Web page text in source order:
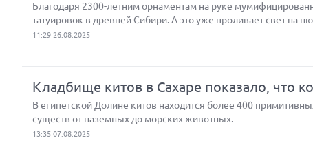
Благодаря 2300-летним орнаментам на руке
татуировок в древней Сибири. А это уже проливает свет на
11:29 26.08.2025
Кладбище китов в Сахаре показало, что
В египетской Долине китов находится более 400
существ от наземных до морских животных.
13:35 07.08.2025